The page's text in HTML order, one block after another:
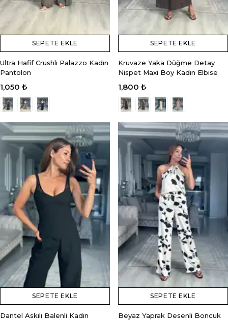
SEPETE EKLE
Ultra Hafif Crushlı Palazzo Kadın
Pantolon
1,050 ₺
SEPETE EKLE
Kruvaze Yaka Düğme Detay
Nispet Maxi Boy Kadın Elbise
1,800 ₺
SEPETE EKLE
Dantel Askılı Balenli Kadın
SEPETE EKLE
Beyaz Yaprak Desenli Boncuk